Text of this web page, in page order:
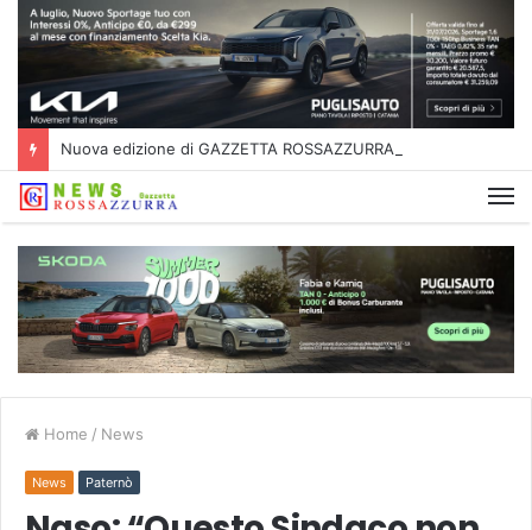
Nuova edizione di GAZZETTA ROSSAZZURRA
Home / News
News Paternò